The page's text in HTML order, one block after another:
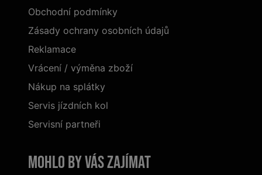
Obchodní podmínky
Zásady ochrany osobních údajů
Reklamace
Vrácení / výměna zboží
Nákup na splátky
Servis jízdních kol
Servisní partneři
Mohlo by vás zajímat